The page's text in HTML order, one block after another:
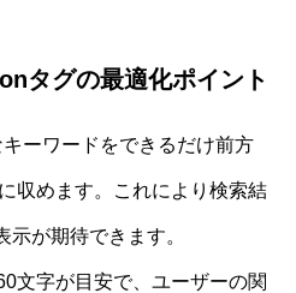
タグの最適化ポイント
ーワードをできるだけ前方
収めます。これにより検索結
が期待できます。
文字が目安で、ユーザーの関